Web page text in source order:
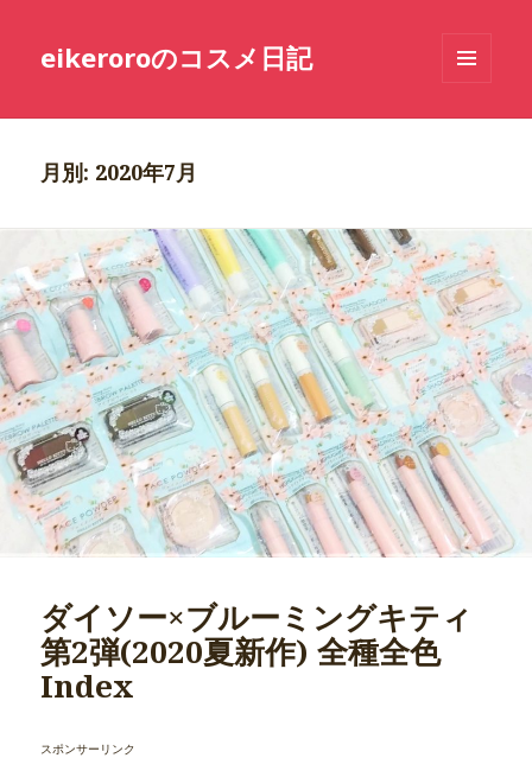
eikeroroのコスメ日記
ーとウ
月別: 2020年7月
ダイソー×ブルーミングキティ
第2弾(2020夏新作) 全種全色
Index
スポンサーリンク